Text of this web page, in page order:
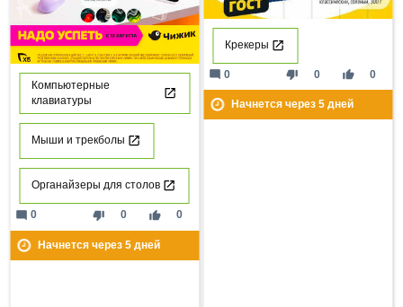
Компьютерные
клавиатуры
Мыши и трекболы
Органайзеры для столов
thumb_down 0 thumb_up 0
mode_comment 0
Начнется через 5дней
Крекеры
thumb_down 0 thumb_up 0
mode_comment 0
Начнется через 5дней